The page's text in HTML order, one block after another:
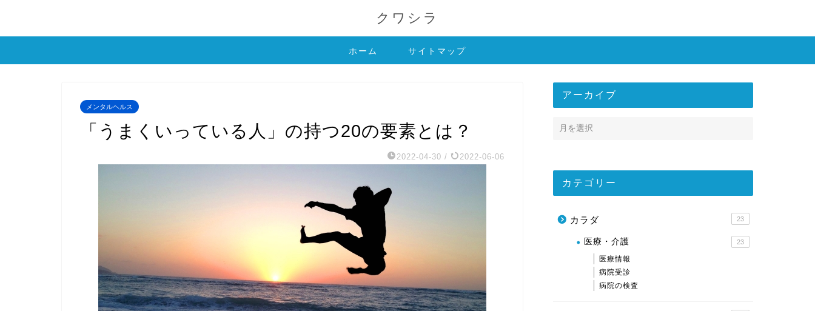
クワシラ
ホーム サイトマップ
メンタルヘルス
「うまくいっている人」の持つ20の要素とは？
2022-04-30 / 2022-06-06
アーカイブ
カテゴリー
カラダ 23
医療・介護 23
医療情報
病院受診
病院の検査